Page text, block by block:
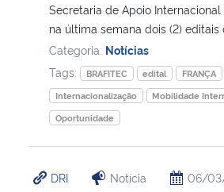
Ministério da Ciência, Tecnologia, Inovações e
Ministério do Meio Ambiente
Ministério do Turismo
Controladoria-Geral da União
Secretaria de Apoio
na última semana dois (2) editais
Categoria: Notícias
Tags:
BRAFITEC edital FRANÇA
Internacionalização
Mobilidade
Oportunidade
DRI Notícia 06/